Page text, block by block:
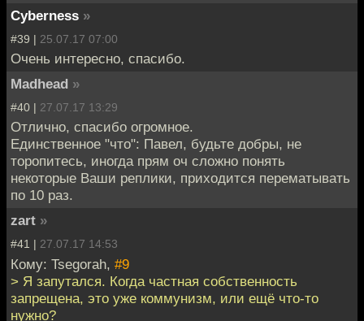
Cyberness »
#39 | 25.07.17 07:00
Очень интересно, спасибо.
Madhead »
#40 | 27.07.17 13:29
Отлично, спасибо огромное.
Единственное "что": Павел, будьте добры, не
торопитесь, иногда прям оч сложно понять
некоторые Ваши реплики, приходится перематывать
по 10 раз.
zart »
#41 | 27.07.17 14:53
Кому: Tsegorah, #9
> Я запутался. Когда частная собственность
запрещена, это уже коммунизм, или ещё что-то
нужно?